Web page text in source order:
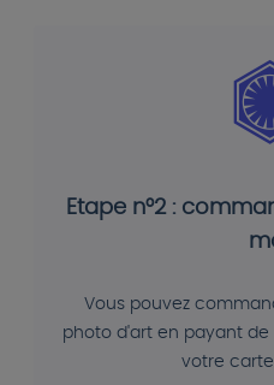
Etape n°2 :
Vous pouvez
photo d'art en payant
votre